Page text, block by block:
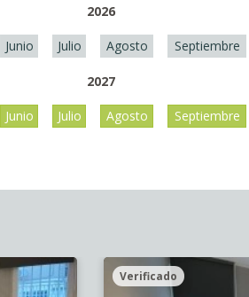
2026
Junio Julio Agosto Septiembre
2027
Junio Julio Agosto Septiembre
Verificado